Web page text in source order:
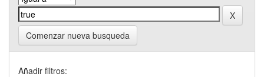
Comenzar nueva busqueda
Añadir filtros: